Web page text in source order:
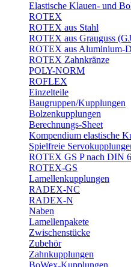
Elastische Klauen- und
ROTEX
ROTEX aus Stahl
ROTEX aus Grauguss
ROTEX aus Aluminium-
ROTEX Zahnkränze
POLY-NORM
ROFLEX
Einzelteile
Baugruppen/Kupplungen
Bolzenkupplungen
Berechnungs-Sheet
Kompendium elastische
Spielfreie
ROTEX GS P nach DIN
ROTEX-GS
Lamellenkupplungen
RADEX-NC
RADEX-N
Naben
Lamellenpakete
Zwischenstücke
Zubehör
Zahnkupplungen
BoWex-Kupplungen